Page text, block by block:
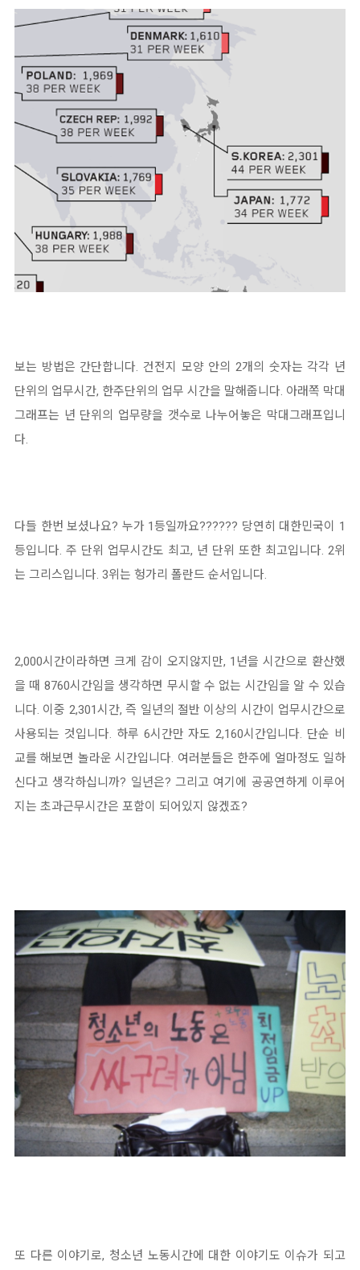
보는 방법은 간단합니다. 건전지 모양 안의 2개의 숫자는 각각 년
단위의 업무시간, 한주단위의 업무 시간을 말해줍니다. 아래쪽 막대
그래프는 년 단위의 업무량을 갯수로 나누어놓은 막대그래프입니
다.
다들 한번 보셨나요? 누가 1등일까요?????? 당연히 대한민국이 1
등입니다. 주 단위 업무시간도 최고, 년 단위 또한 최고입니다. 2위
는 그리스입니다. 3위는 헝가리 폴란드 순서입니다.
2,000시간이라하면 크게 감이 오지않지만, 1년을 시간으로 환산했
을 때 8760시간임을 생각하면 무시할 수 없는 시간임을 알 수 있습
니다. 이중 2,301시간, 즉 일년의 절반 이상의 시간이 업무시간으로
사용되는 것입니다. 하루 6시간만 자도 2,160시간입니다. 단순 비
교를 해보면 놀라운 시간입니다. 여러분들은 한주에 얼마정도 일하
신다고 생각하십니까? 일년은? 그리고 여기에 공공연하게 이루어
지는 초과근무시간은 포함이 되어있지 않겠죠?
또 다른 이야기로, 청소년 노동시간에 대한 이야기도 이슈가 되고